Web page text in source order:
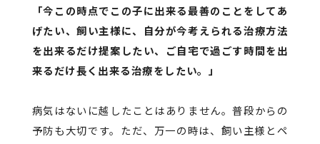
「今この時点でこの子に出来る最善のことをしてあ
げたい、飼い主様に、自分が今考えられる治療方法
を出来るだけ提案したい、ご自宅で過ごす時間を出
来るだけ長く出来る治療をしたい。」
病気はないに越したことはありません。普段からの
予防も大切です。ただ、万一の時は、飼い主様とペ